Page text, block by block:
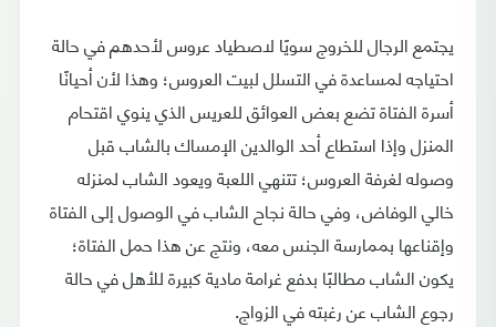
يجتمع الرجال للخروج سويًا لاصطياد عروس لأحدهم في حالة
احتياجه لمساعدة في التسلل لبيت العروس؛ وهذا لأن أحيانًا
أسرة الفتاة تضع بعض العوائق للعريس الذي ينوي اقتحام
المنزل وإذا استطاع أحد الوالدين الإمساك بالشاب قبل
وصوله لغرفة العروس؛ تتنهي اللعبة ويعود الشاب لمنزله
خالي الوفاض، وفي حالة نجاح الشاب في الوصول إلى الفتاة
وإقناعها بممارسة الجنس معه، ونتج عن هذا حمل الفتاة؛
يكون الشاب مطالبًا بدفع غرامة مادية كبيرة للأهل في حالة
رجوع الشاب عن رغبته في الزواج.